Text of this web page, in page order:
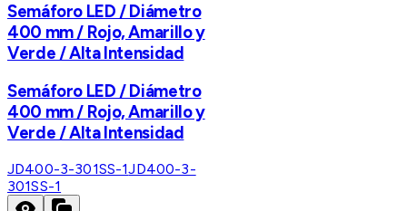
Semáforo LED / Diámetro
400 mm / Rojo, Amarillo y
Verde / Alta Intensidad
Semáforo LED / Diámetro
400 mm / Rojo, Amarillo y
Verde / Alta Intensidad
JD400-3-301SS-1JD400-3-
301SS-1